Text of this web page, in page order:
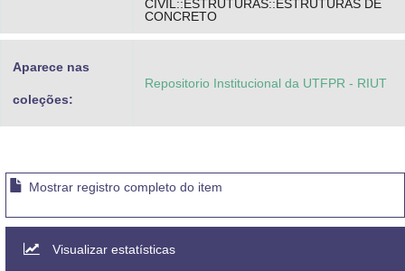
CIVIL::ESTRUTURAS::ESTRUTURAS DE
CONCRETO
Aparece nas
coleções:
Repositorio Institucional da UTFPR - RIUT
Mostrar registro completo do item
Visualizar estatísticas